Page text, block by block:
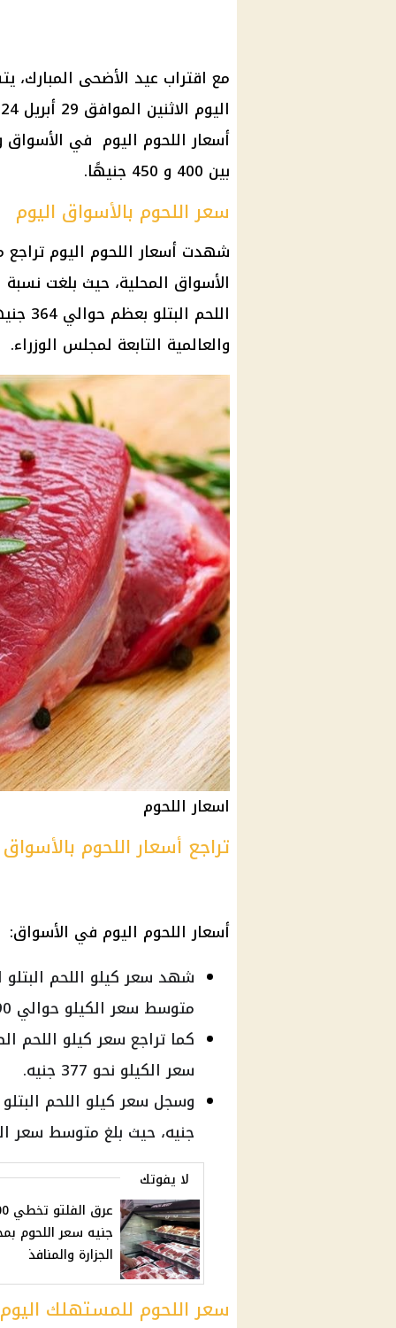
مع اقتراب عيد الأضحى المبارك،
أسعار اللحوم اليوم في
بين 400 و 450 جنيهًا.
سعر اللحوم بالأسواق اليوم
شهدت أسعار
والعالمية التابعة لمجلس الوزراء.
اسعار اللحوم
تراجع أسعار اللحوم
أسعار اللحوم اليوم في الأسواق:
متوسط سعر الكيلو حوالي 390 جنيه.
سعر الكيلو نحو 377 جنيه.
جنيه، حيث بلغ متوسط سعر الكيلو
لا يفوتك
عرق
جنيه سعر اللحوم
الجزارة والمنافذ
سعر اللحوم للمستهلك اليوم